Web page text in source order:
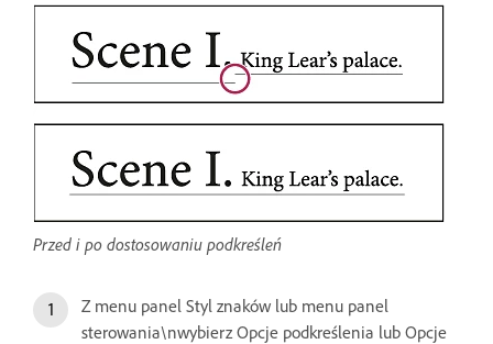
Przed i po dostosowaniu podkreśleń
Z menu panel Styl znaków lub menu panel
sterowania\nwybierz Opcje podkreślenia lub Opcje